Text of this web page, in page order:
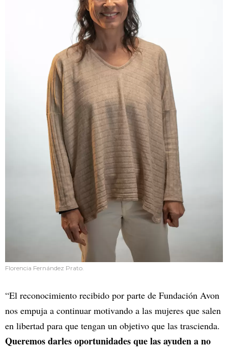
Florencia Fernández Prato.
“El reconocimiento recibido por parte de Fundación Avon
nos empuja a continuar motivando a las mujeres que salen
en libertad para que tengan un objetivo que las trascienda.
Queremos darles oportunidades que las ayuden a no